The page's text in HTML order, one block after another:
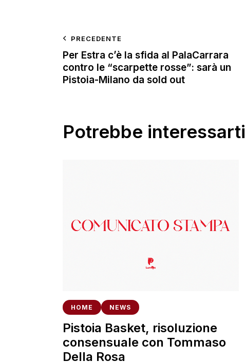
PRECEDENTE
Per Estra c’è la sfida al PalaCarrara
contro le “scarpette rosse”: sarà un
Pistoia-Milano da sold out
Potrebbe interessarti
HOME NEWS
Pistoia Basket, risoluzione
consensuale con Tommaso
Della Rosa